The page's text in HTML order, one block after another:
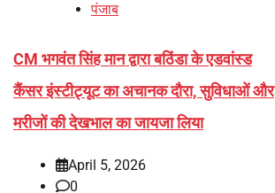
पंजाब
CM भगवंत सिंह मान द्वारा बठिंडा के एडवांस्ड
कैंसर इंस्टीट्यूट का अचानक दौरा, सुविधाओं और
मरीजों की देखभाल का जायजा लिया
April 5, 2026
0